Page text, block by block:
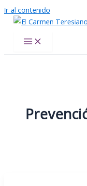
Ir al contenido